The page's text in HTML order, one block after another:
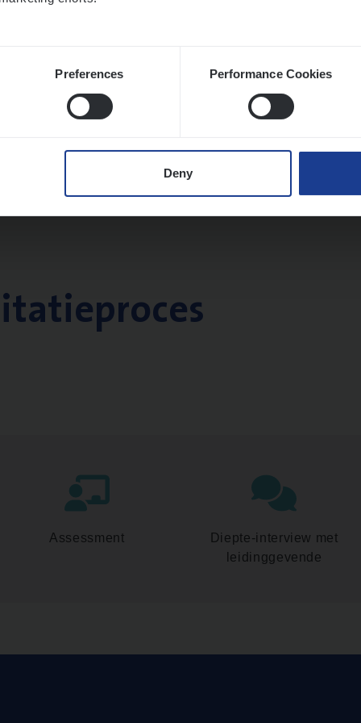
Preferences Performance Cookies
Deny
Assessment
Diepte-interview met
leidinggevende